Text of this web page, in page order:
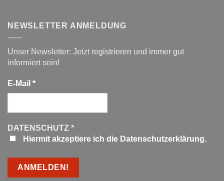
NEWSLETTER ANMELDUNG
Unser Newsletter: Jetzt registrieren und immer gut
informiert sein!
E-Mail *
DATENSCHUTZ *
Hiermit akzeptiere ich die Datenschutzerklärung.